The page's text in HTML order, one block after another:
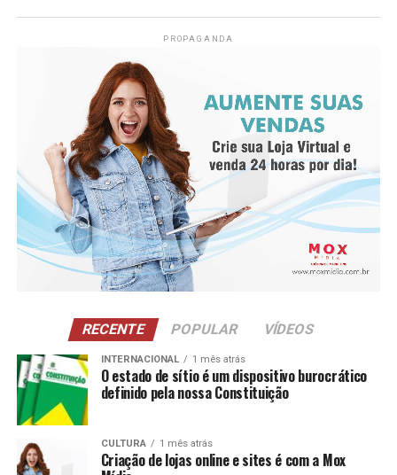
energética e projetos sociais. As práticas adotadas
ISO 14001, norma internacional de gestão ambiental
conquistada pela empresa desde 2023.
Entre os principais resultados da concessionária está a
redução de 16% na captação de água de poço na loja de
PROPAGANDA
RECENTE POPULAR VÍDEOS
INTERNACIONAL 1 mês atrás
O estado de sítio é um dispositivo burocrático
definido pela nossa Constituição
CULTURA 1 mês atrás
Criação de lojas online e sites é com a Mox